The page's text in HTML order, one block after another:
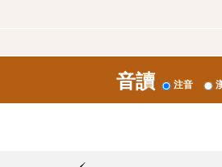
音讀 注音